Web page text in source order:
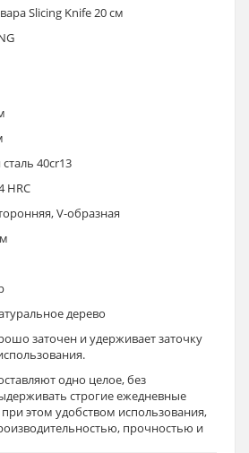
Slicing Knife 20 см
40cr13
HRC
V-образная
дерево
заточен и удерживает заточку
одно целое, без
строгие ежедневные
этом удобством использования,
прочностью и